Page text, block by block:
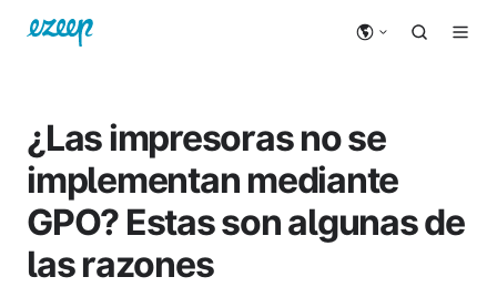
¿Las impresoras no se
implementan mediante
GPO? Estas son algunas de
las razones